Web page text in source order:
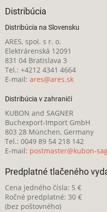
Distribúcia
Distribúcia na Slovensku
ARES, spol. s r. o.
Elektrárenská 12091
831 04 Bratislava 3
Tel.: +4212 4341 4664
E-mail: ares@ares.sk
Distribúcia v zahraničí
KUBON and SAGNER
Buchexport-Import GmbH
803 28 München, Germany
Tel.: 0049 89 54 218 142
E-mail: postmaster@kubon-
Predplatné tlačeného
Cena jedného čísla: 5 €
Ročné predplatné: 30 €
(bez poštovného)